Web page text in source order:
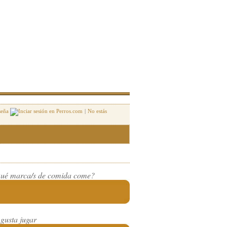
| No estás
marca/s de comida come?
jugar